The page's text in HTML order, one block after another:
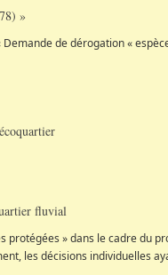
»
de dérogation «
fluvial
» dans le cadre du
les décisions individuelles